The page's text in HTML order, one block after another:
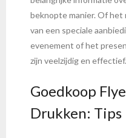
beknopte manier. Of het
van een speciale
evenement of het
zijn veelzijdig en effectief.
Goedkoop
Drukken: Tips